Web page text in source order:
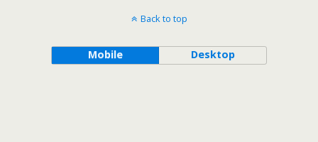
Back to top
Mobile Desktop